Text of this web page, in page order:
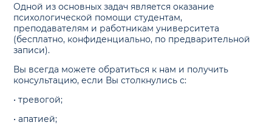
Одной из основных задач является оказание
психологической помощи студентам,
преподавателям и работникам университета
(бесплатно, конфиденциально, по предварительной
записи).
Вы всегда можете обратиться к нам и получить
консультацию, если Вы столкнулись с:
• тревогой;
• апатией;